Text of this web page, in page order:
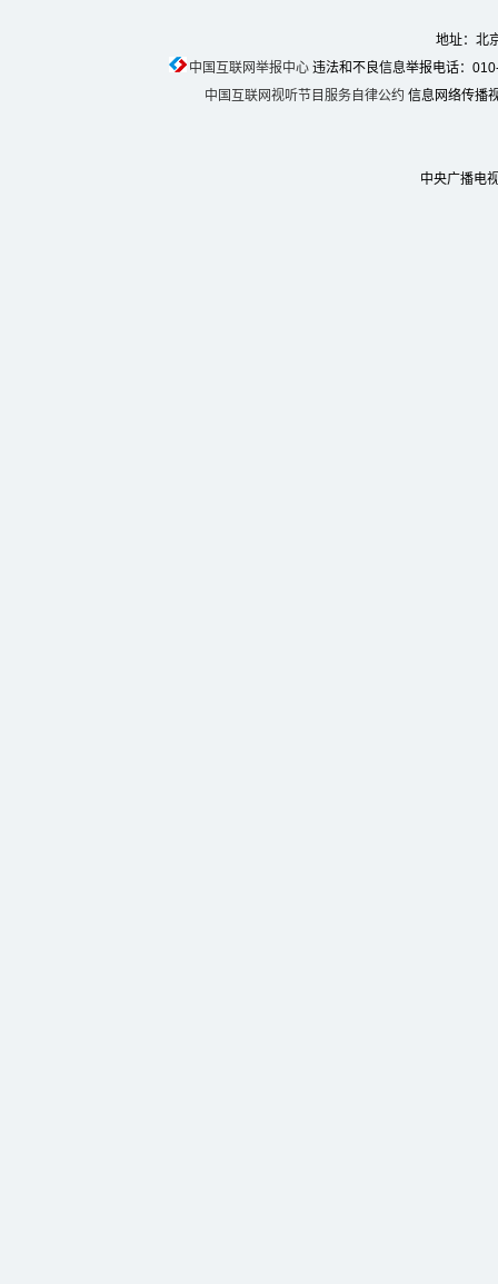
地址：北
中国互联网举报中心违法和不良信息举报电话：
中国互联网视听节目服务自律公约 信息网络传播
中央广播电